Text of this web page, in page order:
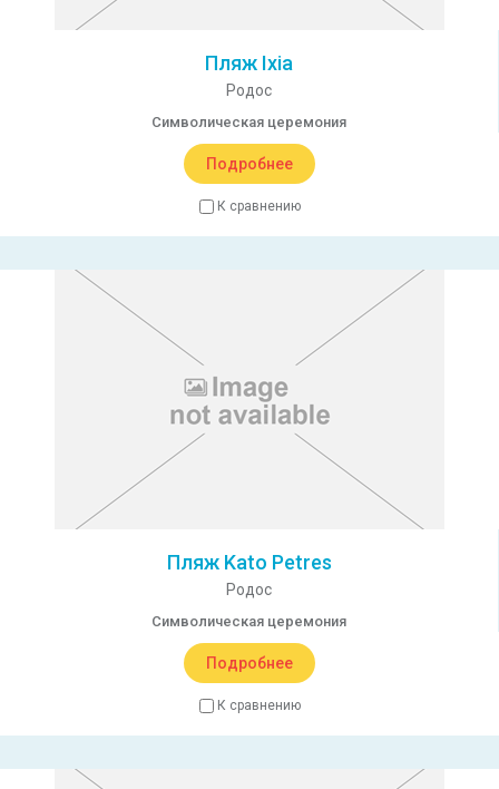
Пляж Ixia
Родос
Символическая церемония
Подробнее
К сравнению
Пляж Kato Petres
Родос
Символическая церемония
Подробнее
К сравнению